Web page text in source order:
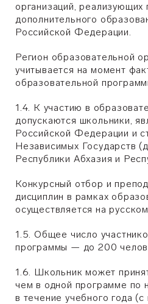
организаций,
дополнительного
Российской Федерации.
Регион образовательной
учитывается на момент
образовательной
1.4. К участию в
допускаются школьники,
Российской Федерации и
Независимых Государств
Республики Абхазия и
Конкурсный отбор и
дисциплин в рамках
осуществляется на
1.5. Общее число
программы — до 200
1.6. Школьник может
чем в одной программе по
в течение учебного года